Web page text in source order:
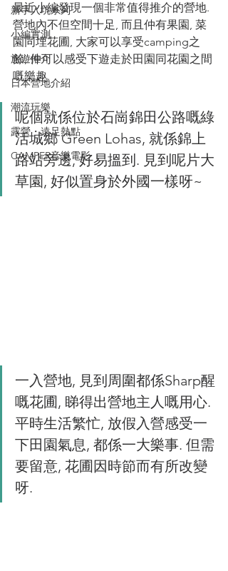
新手入坑系列
小編實測
旅遊推介
日本營地介紹
潮流玩樂
露營・遠足熱點
CAMPER音樂電影
最近小編發現一個非常值得推介的營地.
營地內不但空間十足, 而且仲有果園, 菜
園同埋花圃, 大家可以享受camping之
餘, 仲可以感受下遊走於田園同花園之間
嘅樂趣.
呢個就係位於石崗錦田公路嘅綠
活城鄉 Green Lohas, 就係錦上
路站旁邊, 好易搵到. 見到呢片大
草園, 好似置身於外國一樣呀~
一入營地, 見到周圍都係Sharp醒
嘅花圃, 睇得出營地主人嘅用心.
平時生活繁忙, 放假入營感受一
下田園氣息, 都係一大樂事. 但需
要留意, 花圃因時節而有所改變
呀.